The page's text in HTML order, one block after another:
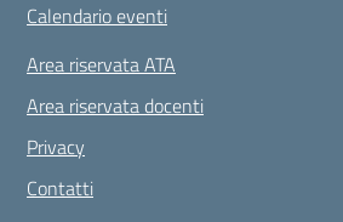
Calendario eventi
Area riservata ATA
Area riservata docenti
Privacy
Contatti